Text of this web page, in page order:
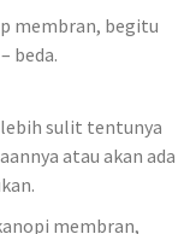
membran, begitu
beda.
sulit tentunya
atau akan ada
membran,